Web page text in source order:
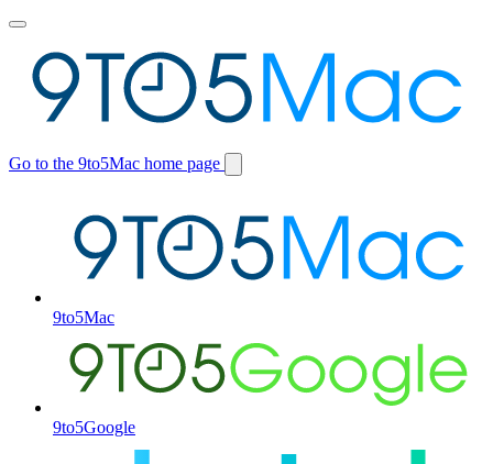
Toggle
menu
Go to the 9to5Mac home page
Switch
9to5Mac
9to5Google